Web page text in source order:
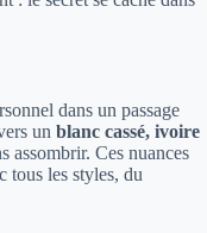
dans un passage
un blanc cassé, ivoire
assombrir. Ces nuances
tous les styles, du